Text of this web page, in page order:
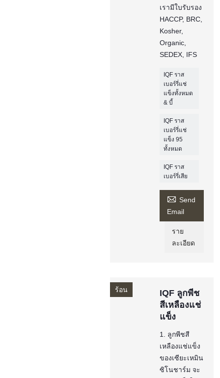
เรามีใบรับรอง
HACCP, BRC,
Kosher,
Organic,
SEDEX, IFS
IQF ราส
เบอร์รี่แช่
แข็งทั้งหมด
& บี้
IQF ราส
เบอร์รี่แช่
แข็ง 95
ทั้งหมด
IQF ราส
เบอร์รี่เสีย
 Send
Email
ราย
ละเอียด
ร้อน
IQF ลูกพีช
สีเหลืองแช่
แข็ง
1. ลูกพีชสี
เหลืองแช่แข็ง
ของเซียะเหมิน
ซิโนชาร์ม จะ